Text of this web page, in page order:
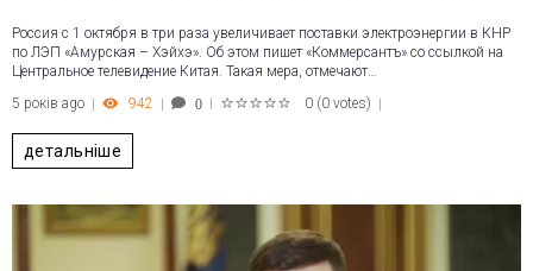
Россия с 1 октября в три раза увеличивает поставки электроэнергии в КНР
по ЛЭП «Амурская – Хэйхэ». Об этом пишет «Коммерсантъ» со ссылкой на
Центральное телевидение Китая. Такая мера, отмечают…
5 років ago
942 0 0 (0 votes)
детальніше